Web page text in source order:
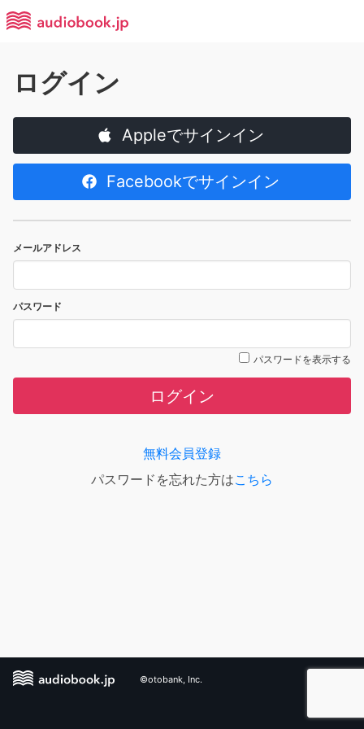
ログイン
Appleでサインイン
Facebookでサインイン
メールアドレス
パスワード
パスワードを表示する
ログイン
無料会員登録
パスワードを忘れた方はこちら
©otobank, Inc.